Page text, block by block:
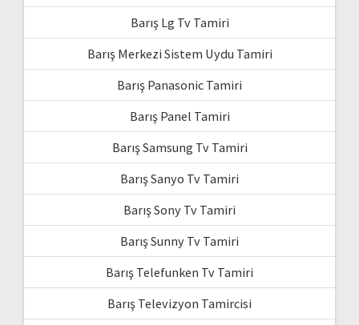
Barış Lg Tv Tamiri
Barış Merkezi Sistem Uydu Tamiri
Barış Panasonic Tamiri
Barış Panel Tamiri
Barış Samsung Tv Tamiri
Barış Sanyo Tv Tamiri
Barış Sony Tv Tamiri
Barış Sunny Tv Tamiri
Barış Telefunken Tv Tamiri
Barış Televizyon Tamircisi